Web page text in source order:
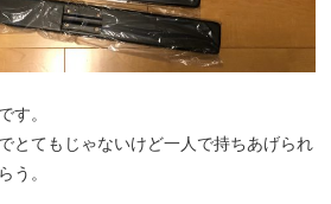
す。
とてもじゃないけど一人で持ちあげられ
う。